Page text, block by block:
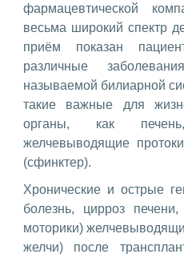
фармацевтической
весьма широкий спектр
приём показан
различные
называемой билиарной
такие важные для
органы, как
желчевыводящие
(сфинктер).
Хронические и острые
болезнь, цирроз
моторики)
желчи) после